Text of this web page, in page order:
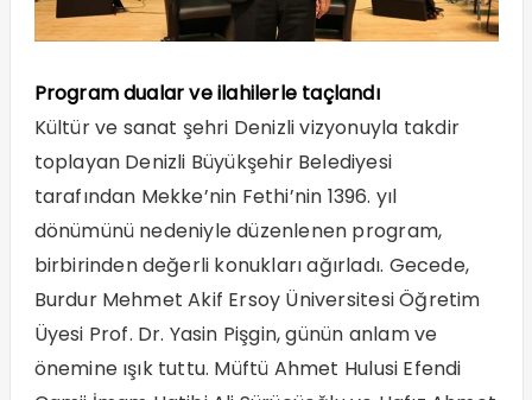
Program dualar ve ilahilerle taçlandı
Kültür ve sanat şehri Denizli vizyonuyla takdir
toplayan Denizli Büyükşehir Belediyesi
tarafından Mekke’nin Fethi’nin 1396. yıl
dönümünü nedeniyle düzenlenen program,
birbirinden değerli konukları ağırladı. Gecede,
Burdur Mehmet Akif Ersoy Üniversitesi Öğretim
Üyesi Prof. Dr. Yasin Pişgin, günün anlam ve
önemine ışık tuttu. Müftü Ahmet Hulusi Efendi